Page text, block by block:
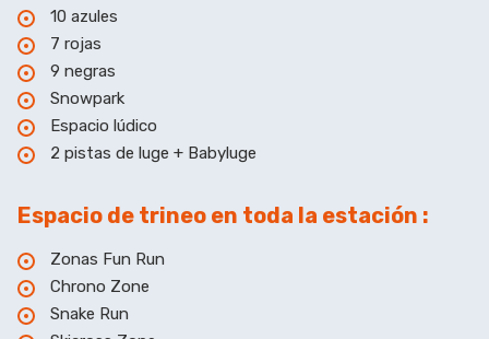
10 azules
7 rojas
9 negras
Snowpark
Espacio lúdico
2 pistas de luge + Babyluge
Espacio de trineo en toda la estación :
Zonas Fun Run
Chrono Zone
Snake Run